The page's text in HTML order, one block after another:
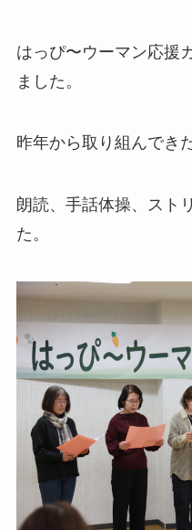
はっぴ〜ウーマン応援
ました。
昨年から取り組んでき
朗読、手話体操、スト
た。